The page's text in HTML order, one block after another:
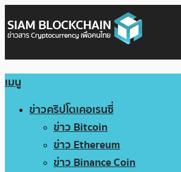
เมนู
ข่าวคริปโตเคอเรนซี่
ข่าว Bitcoin
ข่าว Ethereum
ข่าว Binance Coin